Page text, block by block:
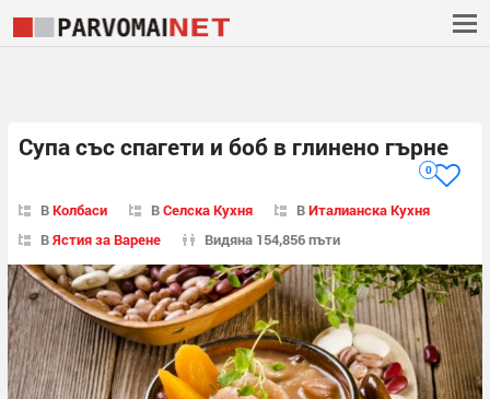
Супа със спагети и боб в глинено гърне
0
ВКолбаси ВСелска Кухня ВИталианска Кухня
ВЯстия за Варене Видяна 154,856 пъти